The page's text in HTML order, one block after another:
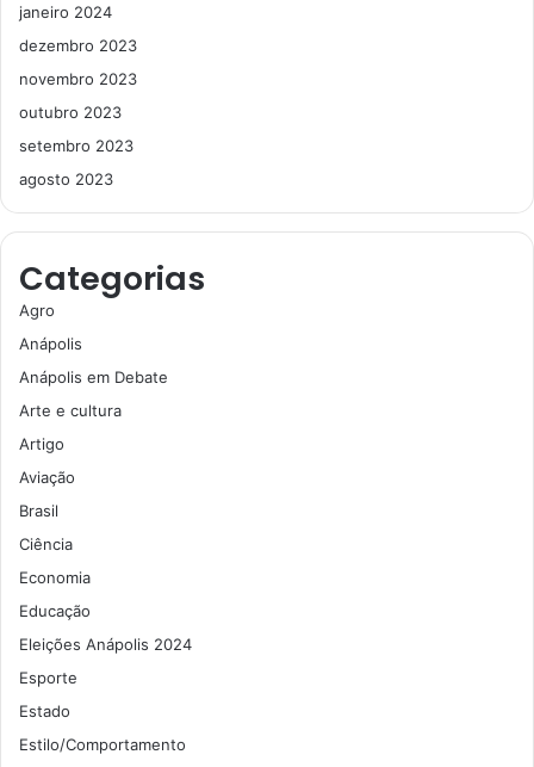
janeiro 2024
dezembro 2023
novembro 2023
outubro 2023
setembro 2023
agosto 2023
Categorias
Agro
Anápolis
Anápolis em Debate
Arte e cultura
Artigo
Aviação
Brasil
Ciência
Economia
Educação
Eleições Anápolis 2024
Esporte
Estado
Estilo/Comportamento